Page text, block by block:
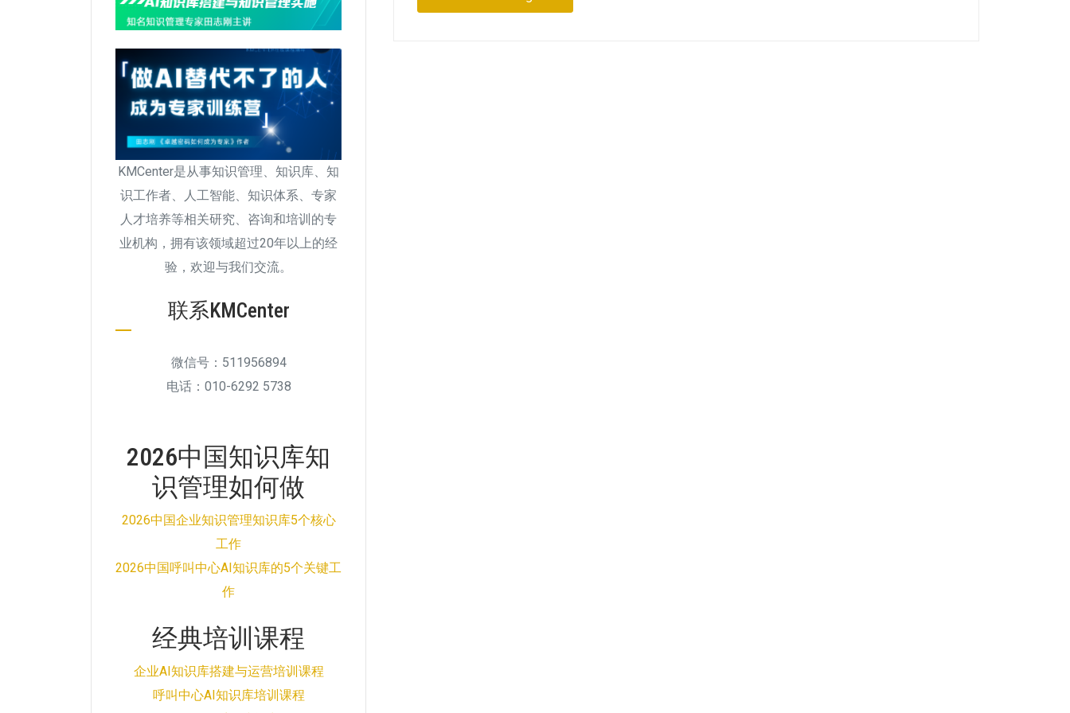
KMCenter是从事知识管理、知识库、知
识工作者、人工智能、知识体系、专家
人才培养等相关研究、咨询和培训的专
业机构，拥有该领域超过20年以上的经
验，欢迎与我们交流。
联系KMCenter
微信号：511956894
电话：010-6292 5738
2026中国知识库知
识管理如何做
2026中国企业知识管理知识库5个核心
工作
2026中国呼叫中心AI知识库的5个关键工
作
经典培训课程
企业AI知识库搭建与运营培训课程
呼叫中心AI知识库培训课程